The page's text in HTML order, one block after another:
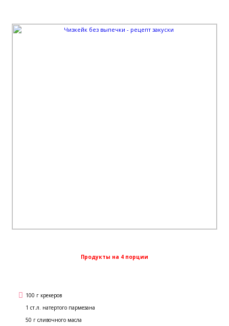
Продукты на 4 порции
100 г крекеров
1 ст.л. натертого пармезана
50 г сливочного масла